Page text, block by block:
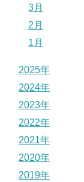
3月
2月
1月
2025年
2024年
2023年
2022年
2021年
2020年
2019年